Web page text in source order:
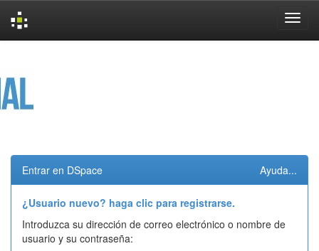
Entrar en DSpace Ayuda...
¿Usuario nuevo? haga clic para registrarse.
Introduzca su dirección de correo electrónico o nombre de
usuario y su contraseña: